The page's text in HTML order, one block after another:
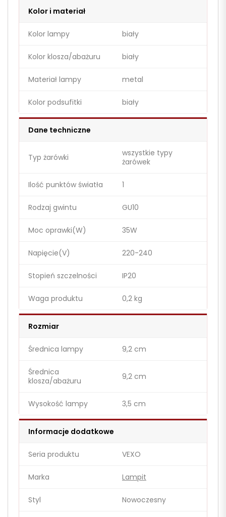
Kolor i materiał
Kolor lampy biały
Kolor klosza/abażuru biały
Materiał lampy metal
Kolor podsufitki biały
Dane techniczne
Typ żarówki
wszystkie typy
żarówek
Ilość punktów światła 1
Rodzaj gwintu GU10
Moc oprawki(W) 35W
Napięcie(V) 220-240
Stopień szczelności IP20
Waga produktu 0,2 kg
Rozmiar
Średnica lampy 9,2 cm
Średnica
klosza/abażuru
9,2 cm
Wysokość lampy 3,5 cm
Informacje dodatkowe
Seria produktu VEXO
Marka Lampit
Styl Nowoczesny